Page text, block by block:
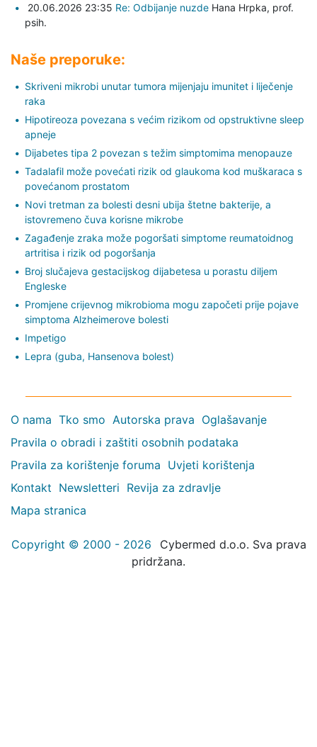
20.06.2026 23:35 Re: Odbijanje nuzde Hana Hrpka, prof.
psih.
Naše preporuke:
Skriveni mikrobi unutar tumora mijenjaju imunitet i liječenje
raka
Hipotireoza povezana s većim rizikom od opstruktivne sleep
apneje
Dijabetes tipa 2 povezan s težim simptomima menopauze
Tadalafil može povećati rizik od glaukoma kod muškaraca s
povećanom prostatom
Novi tretman za bolesti desni ubija štetne bakterije, a
istovremeno čuva korisne mikrobe
Zagađenje zraka može pogoršati simptome reumatoidnog
artritisa i rizik od pogoršanja
Broj slučajeva gestacijskog dijabetesa u porastu diljem
Engleske
Promjene crijevnog mikrobioma mogu započeti prije pojave
simptoma Alzheimerove bolesti
Impetigo
Lepra (guba, Hansenova bolest)
O nama Tko smo Autorska prava Oglašavanje
Pravila o obradi i zaštiti osobnih podataka
Pravila za korištenje foruma Uvjeti korištenja
Kontakt Newsletteri Revija za zdravlje
Mapa stranica
Copyright © 2000 - 2026
Cybermed d.o.o. Sva prava
pridržana.